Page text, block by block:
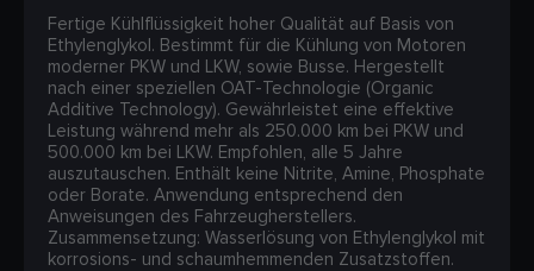
Fertige Kühlflüssigkeit hoher Qualität auf Basis von
Ethylenglykol. Bestimmt für die Kühlung von Motoren
moderner PKW und LKW, sowie Busse. Hergestellt
nach einer speziellen OAT-Technologie (Organic
Additive Technology). Gewährleistet eine effektive
Leistung während mehr als 250.000 km bei PKW und
500.000 km bei LKW. Empfohlen, alle 5 Jahre
auszutauschen. Enthält keine Nitrite, Amine, Phosphate
oder Borate. Anwendung entsprechend den
Anweisungen des Fahrzeugherstellers.
Zusammensetzung: Wasserlösung von Ethylenglykol mit
korrosions- und schaumhemmenden Zusatzstoffen.